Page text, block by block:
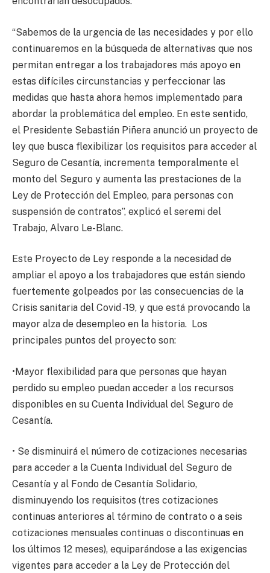
“Sabemos de la urgencia de las necesidades y por ello
continuaremos en la búsqueda de alternativas que nos
permitan entregar a los trabajadores más apoyo en
estas difíciles circunstancias y perfeccionar las
medidas que hasta ahora hemos implementado para
abordar la problemática del empleo. En este sentido,
el Presidente Sebastián Piñera anunció un proyecto de
ley que busca flexibilizar los requisitos para acceder al
Seguro de Cesantía, incrementa temporalmente el
monto del Seguro y aumenta las prestaciones de la
Ley de Protección del Empleo, para personas con
suspensión de contratos”, explicó el seremi del
Trabajo, Alvaro Le-Blanc.
Este Proyecto de Ley responde a la necesidad de
ampliar el apoyo a los trabajadores que están siendo
fuertemente golpeados por las consecuencias de la
Crisis sanitaria del Covid -19, y que está provocando la
mayor alza de desempleo en la historia. Los
principales puntos del proyecto son:
•Mayor flexibilidad para que personas que hayan
perdido su empleo puedan acceder a los recursos
disponibles en su Cuenta Individual del Seguro de
Cesantía.
• Se disminuirá el número de cotizaciones necesarias
para acceder a la Cuenta Individual del Seguro de
Cesantía y al Fondo de Cesantía Solidario,
disminuyendo los requisitos (tres cotizaciones
continuas anteriores al término de contrato o a seis
cotizaciones mensuales continuas o discontinuas en
los últimos 12 meses), equiparándose a las exigencias
vigentes para acceder a la Ley de Protección del